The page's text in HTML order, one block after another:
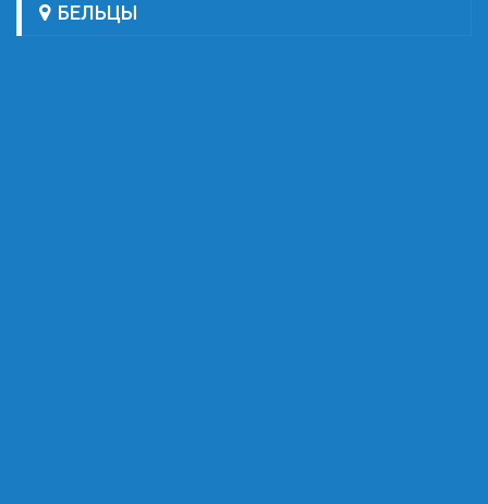
БЕЛЬЦЫ